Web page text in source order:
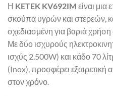
Η KETEK KV692IM είναι μια
σκούπα υγρών και στερεών,
σχεδιασμένη για βαριά χρήση
Με δύο ισχυρούς
ισχύς 2.500W) και κάδο 70
(Inox), προσφέρει εξαιρετική
στον χρόνο.